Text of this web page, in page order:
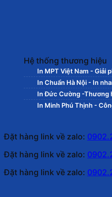
Hệ thống thương hiệu
In MPT Việt Nam - Giải
In Chuẩn Hà Nội - In
In Đức Cường -Thương
In Minh Phú Thịnh -
Đặt hàng link về zalo:
Đặt hàng link về zalo:
Đặt hàng link về zalo: